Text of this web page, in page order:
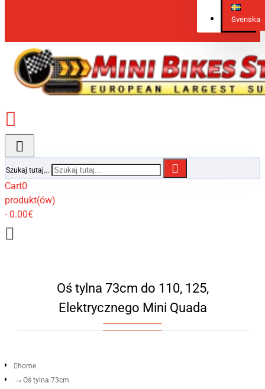
Svenska
Szukaj tutaj...
Cart0
produkt(ów)
- 0.00€
Oś tylna 73cm do 110, 125,
Elektrycznego Mini Quada
home
Oś tylna 73cm